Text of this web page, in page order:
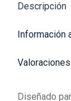
Descripción
Información
Diseñado